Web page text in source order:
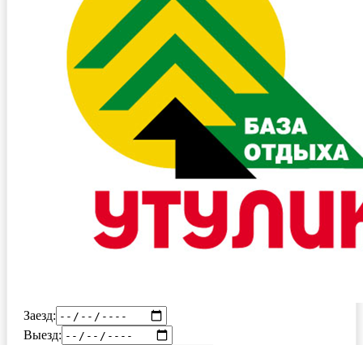
Заезд:
Выезд: